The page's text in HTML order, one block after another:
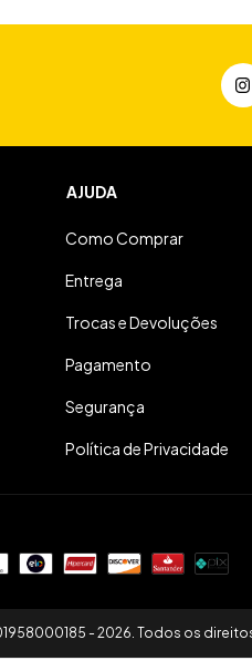
AJUDA
Como Comprar
Entrega
Trocas e Devoluções
Pagamento
Segurança
Política de Privacidade
- 2026. Todos os